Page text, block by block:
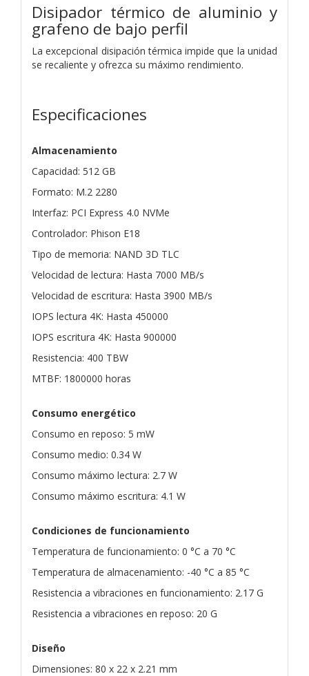
Disipador térmico de aluminio y
grafeno de bajo perfil
La excepcional disipación térmica impide que la unidad
se recaliente y ofrezca su máximo rendimiento.
Especificaciones
Almacenamiento
Capacidad: 512 GB
Formato: M.2 2280
Interfaz: PCI Express 4.0 NVMe
Controlador: Phison E18
Tipo de memoria: NAND 3D TLC
Velocidad de lectura: Hasta 7000 MB/s
Velocidad de escritura: Hasta 3900 MB/s
IOPS lectura 4K: Hasta 450000
IOPS escritura 4K: Hasta 900000
Resistencia: 400 TBW
MTBF: 1800000 horas
Consumo energético
Consumo en reposo: 5 mW
Consumo medio: 0.34 W
Consumo máximo lectura: 2.7 W
Consumo máximo escritura: 4.1 W
Condiciones de funcionamiento
Temperatura de funcionamiento: 0 °C a 70 °C
Temperatura de almacenamiento: -40 °C a 85 °C
Resistencia a vibraciones en funcionamiento: 2.17 G
Resistencia a vibraciones en reposo: 20 G
Diseño
Dimensiones: 80 x 22 x 2.21 mm